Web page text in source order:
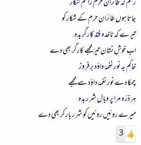
رفتم کہ طائران حرم راکنم شکار
جاتا ہوں طائران حرم کے شکار کو
تیرے کہ ناخدہ فتد کارگر بدہ
اب خوش نشان تیر مجھے کارگر بھی دے
خاکم بہ نور نغمۂ داؤد برفروز
چمکا دے نور نغمۂ داؤد سے مجھے
ہر ذرّہ مرا پر وبال شرر بدہ
میرے روئیں روئیں کو شرر بار کر بھی دے
3